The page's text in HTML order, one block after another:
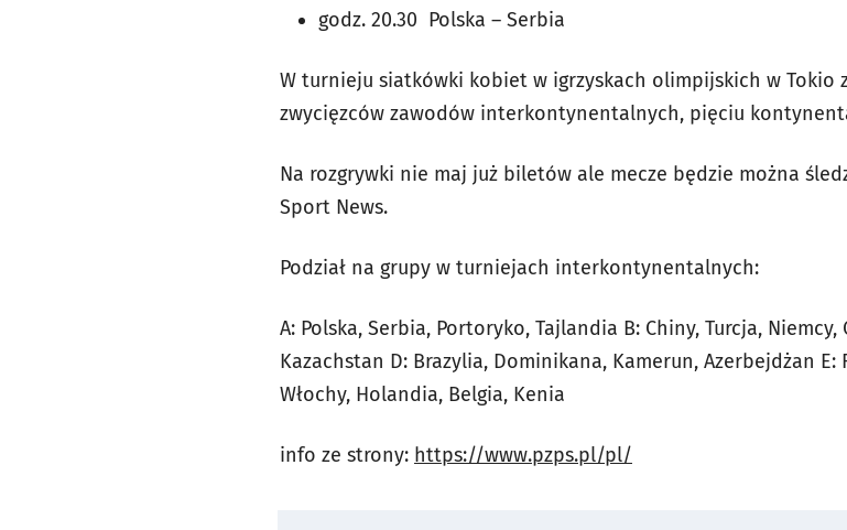
godz. 20.30 Polska – Serbia
W turnieju siatkówki kobiet w igrzyskach olimpijskich w Tokio
zwycięzców zawodów interkontynentalnych, pięciu
Na rozgrywki nie maj już biletów ale mecze będzie można
Sport News.
Podział na grupy w turniejach interkontynentalnych:
A: Polska, Serbia, Portoryko, Tajlandia B: Chiny, Turcja, Niemcy,
Kazachstan D: Brazylia, Dominikana, Kamerun, Azerbejdżan E:
Włochy, Holandia, Belgia, Kenia
info ze strony: https://www.pzps.pl/pl/